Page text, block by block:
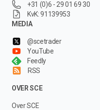
+31 (0)6 - 29 01 69 30
KvK: 91139953
MEDIA
@scetrader
YouTube
Feedly
RSS
OVER SCE
Over SCE